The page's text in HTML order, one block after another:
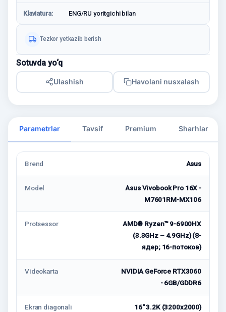
Klaviatura: ENG/RU yoritgichi bilan
Tezkor yetkazib berish
Sotuvda yo‘q
Ulashish Havolani nusxalash
Parametrlar Tavsif Premium Sharhlar
Brend Asus
Model
Asus Vivobook Pro 16X -
M7601RM-MX106
Protsessor
AMD® Ryzen™ 9-6900HX
(3.3GHz – 4.9GHz) (8-
ядер; 16-потоков)
Videokarta
NVIDIA GeForce RTX3060
- 6GB/GDDR6
Ekran diagonali 16" 3.2K (3200x2000)